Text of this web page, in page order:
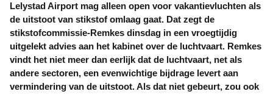
Lelystad Airport mag alleen open voor vakantievluchten als
de uitstoot van stikstof omlaag gaat. Dat zegt de
stikstofcommissie-Remkes dinsdag in een vroegtijdig
uitgelekt advies aan het kabinet over de luchtvaart. Remkes
vindt het niet meer dan eerlijk dat de luchtvaart, net als
andere sectoren, een evenwichtige bijdrage levert aan
vermindering van de uitstoot. Als dat niet gebeurt, zou ook